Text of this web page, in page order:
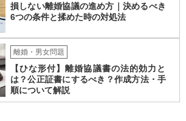
損しない離婚協議の進め方｜決めるべき
6つの条件と揉めた時の対処法
離婚・男女問題
【ひな形付】離婚協議書の法的効力と
は？公正証書にするべき？作成方法・手
順について解説